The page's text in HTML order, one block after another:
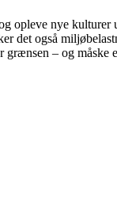
opleve nye
det også
– og